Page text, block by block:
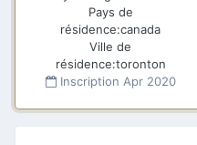
Pays de
résidence:canada
Ville de
résidence:toronton
Inscription Apr 2020